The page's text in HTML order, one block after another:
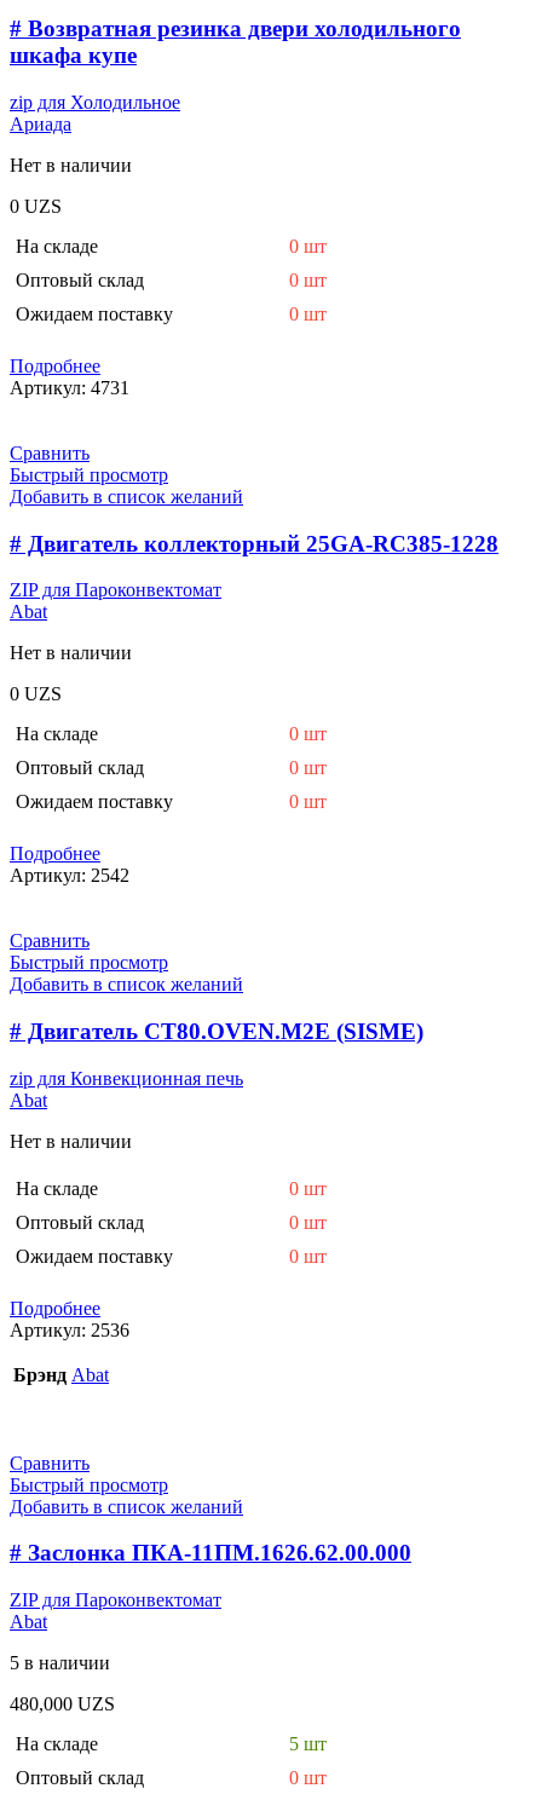
# Возвратная резинка двери холодильного
шкафа купе
zip для Холодильное
Ариада
Нет в наличии
0 UZS
На складе
0 шт
Оптовый склад
0 шт
Ожидаем поставку
0 шт
Подробнее
Артикул: 4731
Сравнить
Быстрый просмотр
Добавить в список желаний
# Двигатель коллекторный 25GA-RC385-1228
ZIP для Пароконвектомат
Abat
Нет в наличии
0 UZS
На складе
0 шт
Оптовый склад
0 шт
Ожидаем поставку
0 шт
Подробнее
Артикул: 2542
Сравнить
Быстрый просмотр
Добавить в список желаний
# Двигатель СТ80.OVEN.M2E (SISME)
zip для Конвекционная печь
Abat
Нет в наличии
На складе
0 шт
Оптовый склад
0 шт
Ожидаем поставку
0 шт
Подробнее
Артикул: 2536
Брэнд Abat
Сравнить
Быстрый просмотр
Добавить в список желаний
# Заслонка ПКА-11ПМ.1626.62.00.000
ZIP для Пароконвектомат
Abat
5 в наличии
480,000 UZS
На складе
5 шт
Оптовый склад
0 шт